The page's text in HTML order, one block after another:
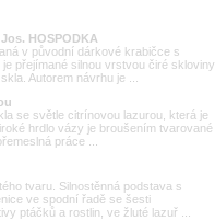
HOSPODKA
v původní dárkové krabičce s
přejímané silnou vrstvou čiré skloviny
Autorem návrhu je ...
se světle citrínovou lazurou, která je
hrdlo vázy je broušením tvarované
práce ...
tvaru. Silnostěnná podstava s
ve spodní řadě se šesti
ptáčků a rostlin, ve žluté lazuř ...